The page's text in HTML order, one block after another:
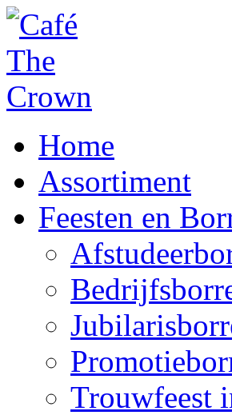
Home
Assortiment
Feesten en
Trouwfeest